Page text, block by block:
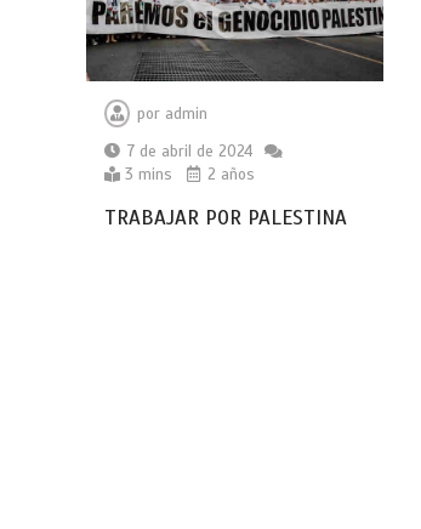
por admin
7 de abril de 2024
3 mins
2 años
TRABAJAR POR PALESTINA